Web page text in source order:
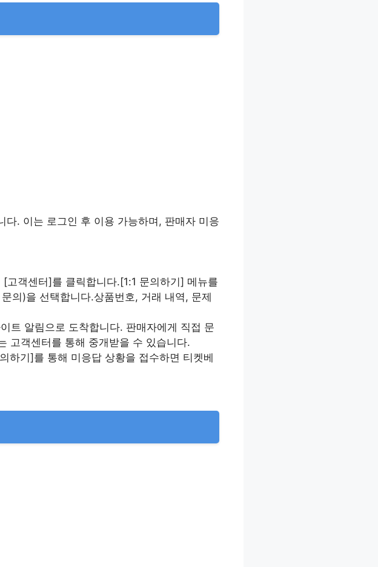
다. 이는 로그인 후 이용 가능하며, 판매자 미응
고객센터]를 클릭합니다.[1:1 문의하기] 메뉴를
의)을 선택합니다.상품번호, 거래 내역, 문제
트 알림으로 도착합니다. 판매자에게 직접 문
고객센터를 통해 중개받을 수 있습니다.
하기]를 통해 미응답 상황을 접수하면 티켓베